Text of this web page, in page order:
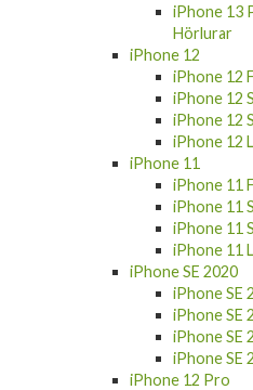
iPhone 13
Hörlurar
iPhone 12
iPhone 12
iPhone 12
iPhone 12
iPhone 12
iPhone 11
iPhone 11
iPhone 11
iPhone 11
iPhone 11
iPhone SE 2020
iPhone SE
iPhone SE
iPhone SE
iPhone SE
iPhone 12 Pro